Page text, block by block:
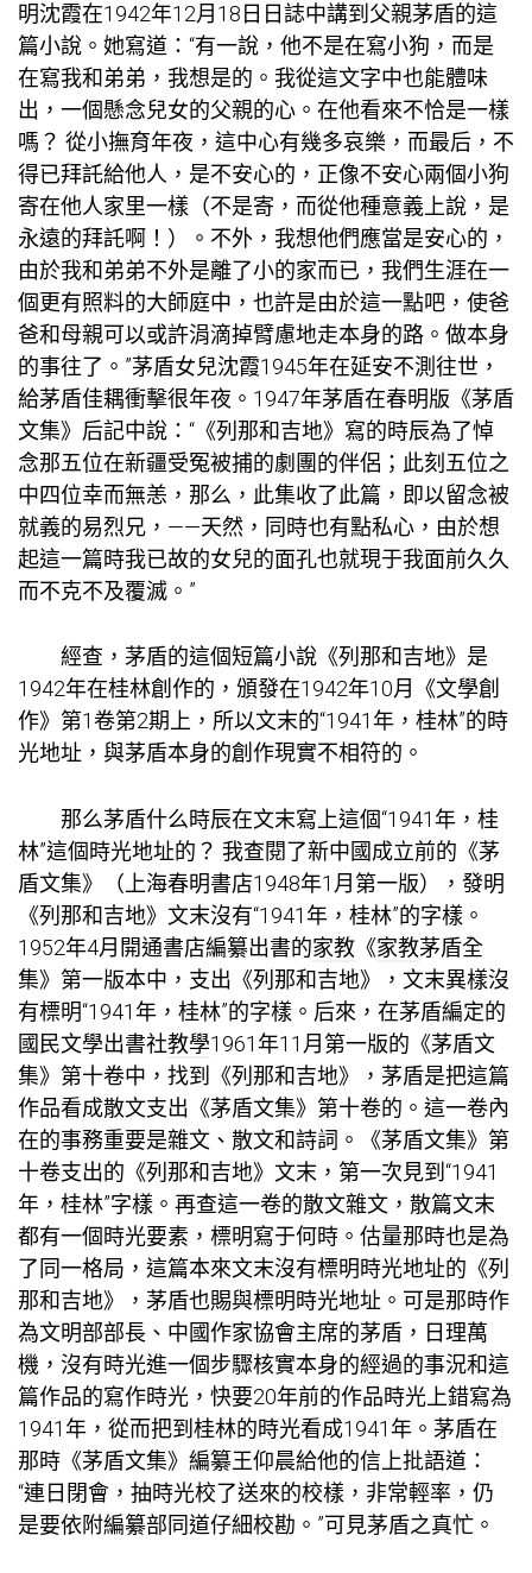
明沈霞在1942年12月18日日誌中講到父親茅盾的這
篇小說。她寫道：“有一說，他不是在寫小狗，而是
在寫我和弟弟，我想是的。我從這文字中也能體味
出，一個懸念兒女的父親的心。在他看來不恰是一樣
嗎？ 從小撫育年夜，這中心有幾多哀樂，而最后，不
得已拜託給他人，是不安心的，正像不安心兩個小狗
寄在他人家里一樣（不是寄，而從他種意義上說，是
永遠的拜託啊！）。不外，我想他們應當是安心的，
由於我和弟弟不外是離了小的家而已，我們生涯在一
個更有照料的大師庭中，也許是由於這一點吧，使爸
爸和母親可以或許涓滴掉臂慮地走本身的路。做本身
的事往了。”茅盾女兒沈霞1945年在延安不測往世，
給茅盾佳耦衝擊很年夜。1947年茅盾在春明版《茅盾
文集》后記中說：“《列那和吉地》寫的時辰為了悼
念那五位在新疆受冤被捕的劇團的伴侶；此刻五位之
中四位幸而無恙，那么，此集收了此篇，即以留念被
就義的易烈兄，——天然，同時也有點私心，由於想
起這一篇時我已故的女兒的面孔也就現于我面前久久
而不克不及覆滅。”
經查，茅盾的這個短篇小說《列那和吉地》是
1942年在桂林創作的，頒發在1942年10月《文學創
作》第1卷第2期上，所以文末的“1941年，桂林”的時
光地址，與茅盾本身的創作現實不相符的。
那么茅盾什么時辰在文末寫上這個“1941年，桂
林”這個時光地址的？ 我查閱了新中國成立前的《茅
盾文集》（上海春明書店1948年1月第一版），發明
《列那和吉地》文末沒有“1941年，桂林”的字樣。
1952年4月開通書店編纂出書的家教 《家教茅盾全
集》第一版本中，支出《列那和吉地》，文末異樣沒
有標明“1941年，桂林”的字樣。后來，在茅盾編定的
國民文學出書社教學1961年11月第一版的《茅盾文
集》第十卷中，找到《列那和吉地》，茅盾是把這篇
作品看成散文支出《茅盾文集》第十卷的。這一卷內
在的事務重要是雜文、散文和詩詞。《茅盾文集》第
十卷支出的《列那和吉地》文末，第一次見到“1941
年，桂林”字樣。再查這一卷的散文雜文，散篇文末
都有一個時光要素，標明寫于何時。估量那時也是為
了同一格局，這篇本來文末沒有標明時光地址的《列
那和吉地》，茅盾也賜與標明時光地址。可是那時作
為文明部部長、中國作家協會主席的茅盾，日理萬
機，沒有時光進一個步驟核實本身的經過的事況和這
篇作品的寫作時光，快要20年前的作品時光上錯寫為
1941年，從而把到桂林的時光看成1941年。茅盾在
那時《茅盾文集》編纂王仰晨給他的信上批語道：
“連日閉會，抽時光校了送來的校樣，非常輕率，仍
是要依附編纂部同道仔細校勘。”可見茅盾之真忙。